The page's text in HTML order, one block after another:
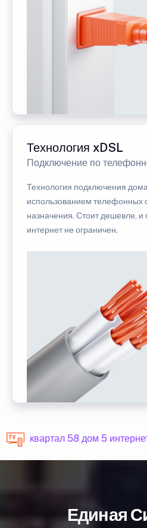
Технология xDSL
Подключение по
Технология подключения
использованием телефонных
назначения. Стоит дешевле, и
интернет не ограничен.
квартал 58 дом 5
Единая